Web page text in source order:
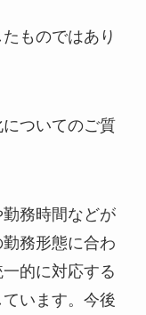
ものではあり
ついてのご質
務時間などが
務形態に合わ
的に対応する
います。今後